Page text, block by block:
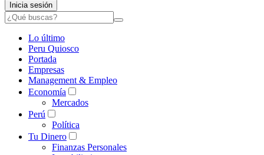
Inicia sesión
Lo último
Peru Quiosco
Portada
Empresas
Management & Empleo
Economía
Mercados
Perú
Política
Tu Dinero
Finanzas Personales